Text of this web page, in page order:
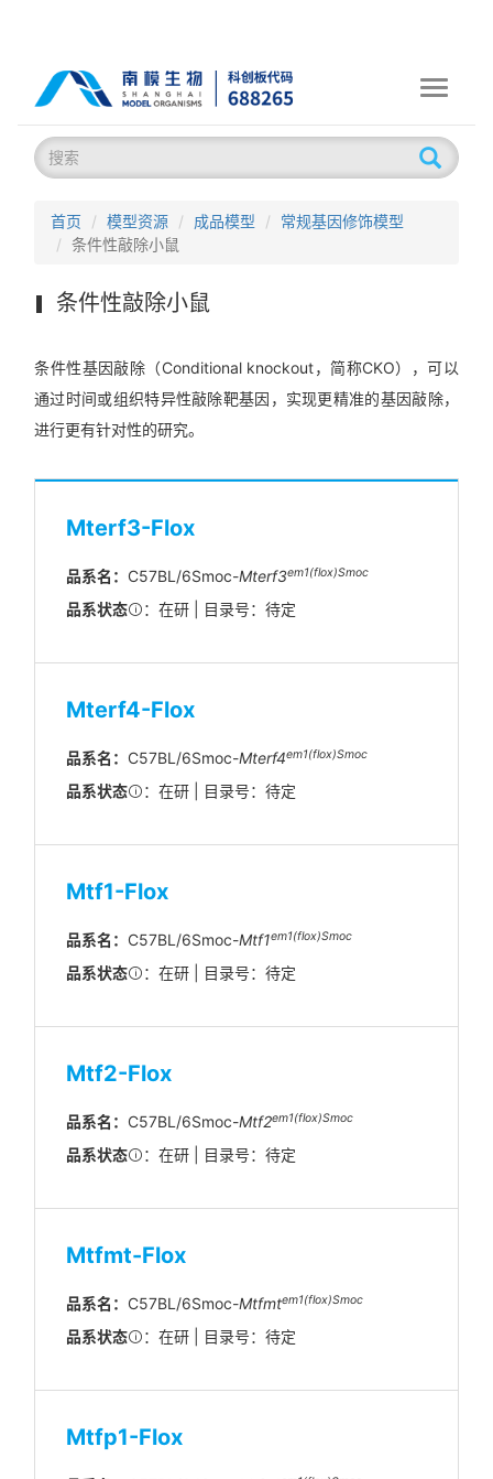
Toggle
首页 模型资源 成品模型
常规基因修饰模型
条件性敲除小鼠
条件性敲除小鼠
条件性基因敲除（Conditional knockout，简称CKO），可以
通过时间或组织特异性敲除靶基因，实现更精准的基因敲除，
进行更有针对性的研究。
Mterf3-Flox
品系名： C57BL/6Smoc-Mterf3em1(flox)Smoc
品系状态 ：在研 | 目录号：待定
Mterf4-Flox
品系名： C57BL/6Smoc-Mterf4em1(flox)Smoc
品系状态 ：在研 | 目录号：待定
Mtf1-Flox
品系名： C57BL/6Smoc-Mtf1em1(flox)Smoc
品系状态 ：在研 | 目录号：待定
Mtf2-Flox
品系名： C57BL/6Smoc-Mtf2em1(flox)Smoc
品系状态 ：在研 | 目录号：待定
Mtfmt-Flox
品系名： C57BL/6Smoc-Mtfmtem1(flox)Smoc
品系状态 ：在研 | 目录号：待定
Mtfp1-Flox